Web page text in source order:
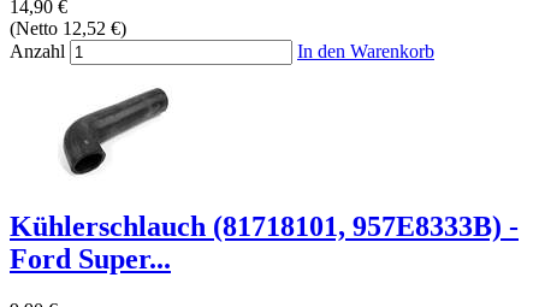
14,90 €
(Netto 12,52 €)
Anzahl
In den Warenkorb
Kühlerschlauch (81718101, 957E8333B) -
Ford Super...